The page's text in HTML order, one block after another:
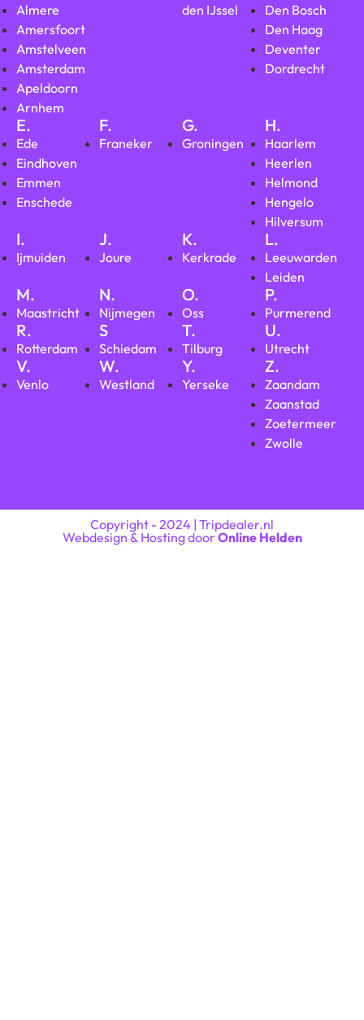
Almere
Amersfoort
Amstelveen
Amsterdam
Apeldoorn
Arnhem
den IJssel
Den Bosch
Den Haag
Deventer
Dordrecht
E.
Ede
Eindhoven
Emmen
Enschede
F.
Franeker
G.
Groningen
H.
Haarlem
Heerlen
Helmond
Hengelo
Hilversum
I.
Ijmuiden
J.
Joure
K.
Kerkrade
L.
Leeuwarden
Leiden
M.
Maastricht
N.
Nijmegen
O.
Oss
P.
Purmerend
R.
Rotterdam
S
Schiedam
T.
Tilburg
U.
Utrecht
V.
Venlo
W.
Westland
Y.
Yerseke
Z.
Zaandam
Zaanstad
Zoetermeer
Zwolle
Copyright - 2024 | Tripdealer.nl
Webdesign & Hosting doorOnline Helden